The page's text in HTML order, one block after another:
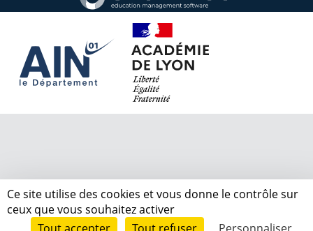
Ce site utilise des cookies et vous donne le contrôle sur
ceux que vous souhaitez activer